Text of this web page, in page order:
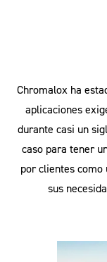
Chromalox ha
aplicaciones
durante casi un
caso para tener
por clientes como
sus